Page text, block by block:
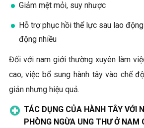
Giảm mệt mỏi, suy nhược
Hỗ trợ phục hồi thể lực sau lao
động nhiều
Đối với nam giới thường xuyên làm
cao, việc bổ sung hành tây vào chế
giản nhưng hiệu quả.
TÁC DỤNG CỦA HÀNH TÂY VỚI
PHÒNG NGỪA UNG THƯ Ở NAM